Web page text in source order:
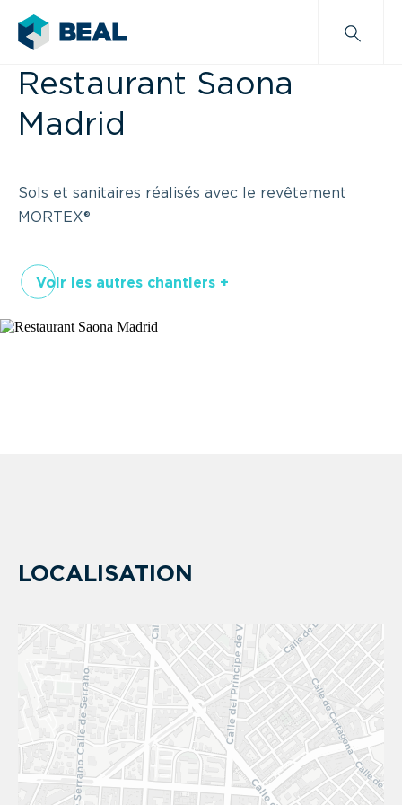
Restaurant Saona
Madrid
Sols et sanitaires réalisés avec le revêtement
MORTEX®
Voir les autres chantiers +
LOCALISATION